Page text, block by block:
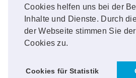
Cookies helfen uns bei der
Inhalte und Dienste. Durch
der Webseite stimmen Sie
Cookies zu.
Cookies für Statistik
FOLLOW ME!
Instagram
OUR PHOTOS!